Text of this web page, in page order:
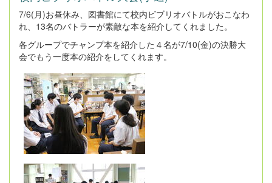
7/6(月)お昼休み、図書館にて校内ビブリオバトルがおこなわ
れ、13名のバトラーが素敵な本を紹介してくれました。
各グループでチャンプ本を紹介した４名が7/10(金)の決勝大
会でもう一度本の紹介をしてくれます。